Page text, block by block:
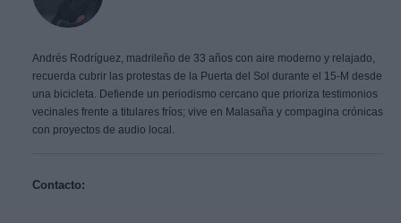
Andrés Rodríguez, madrileño de 33 años con aire moderno y relajado,
recuerda cubrir las protestas de la Puerta del Sol durante el 15-M desde
una bicicleta. Defiende un periodismo cercano que prioriza testimonios
vecinales frente a titulares fríos; vive en Malasaña y compagina crónicas
con proyectos de audio local.
Contacto: